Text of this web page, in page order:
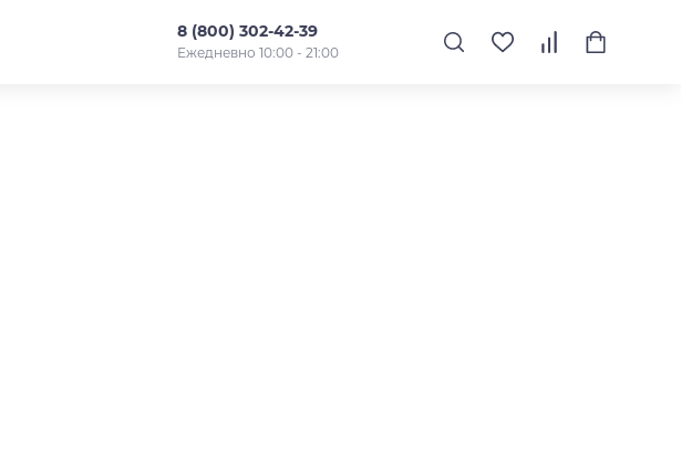
8 (800) 302-42-39
Ежедневно 10:00 - 21:00